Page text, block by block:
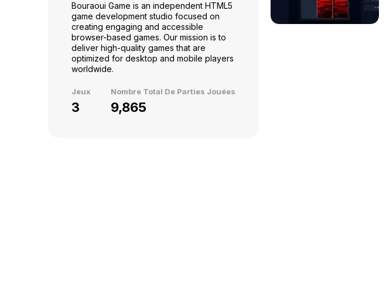
Bouraoui Game is an independent HTML5
game development studio focused on
creating engaging and accessible
browser-based games. Our mission is to
deliver high-quality games that are
optimized for desktop and mobile players
worldwide.
Jeux
3
Nombre Total De Parties Jouées
9,865